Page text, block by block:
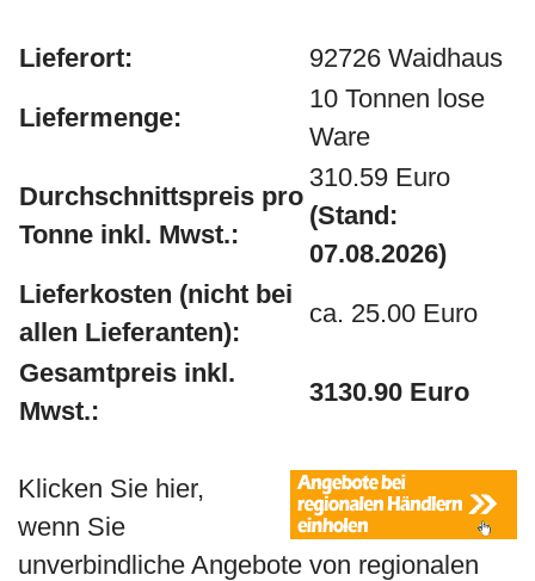
Lieferort:
92726 Waidhaus
Liefermenge:
10 Tonnen lose
Ware
Durchschnittspreis pro
Tonne inkl. Mwst.:
310.59 Euro
(Stand:
07.08.2026)
Lieferkosten (nicht bei
allen Lieferanten):
ca. 25.00 Euro
Gesamtpreis inkl.
Mwst.:
3130.90 Euro
Klicken Sie hier,
wenn Sie
unverbindliche Angebote von regionalen